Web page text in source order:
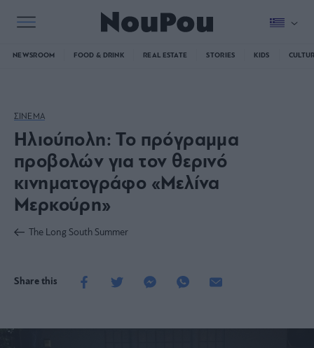
NEWSROOM FOOD & DRINK REAL ESTATE STORIES KIDS
ΣΙΝΕΜΑ
Ηλιούπολη: Το πρόγραμμα
προβολών για τον θερινό
κινηματογράφο «Μελίνα
Μερκούρη»
The Long South Summer
Share this